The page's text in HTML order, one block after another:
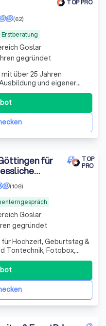
TOP PRO
(62)
über 25 Jahren
und eigener
seit über 25 Jahren als
Goslar
gegründet
für
TOP
PRO
(108)
Hochzeit, Geburtstag &
Tontechnik, Fotobox,
und digitalem Audio-
Goslar
gegründet